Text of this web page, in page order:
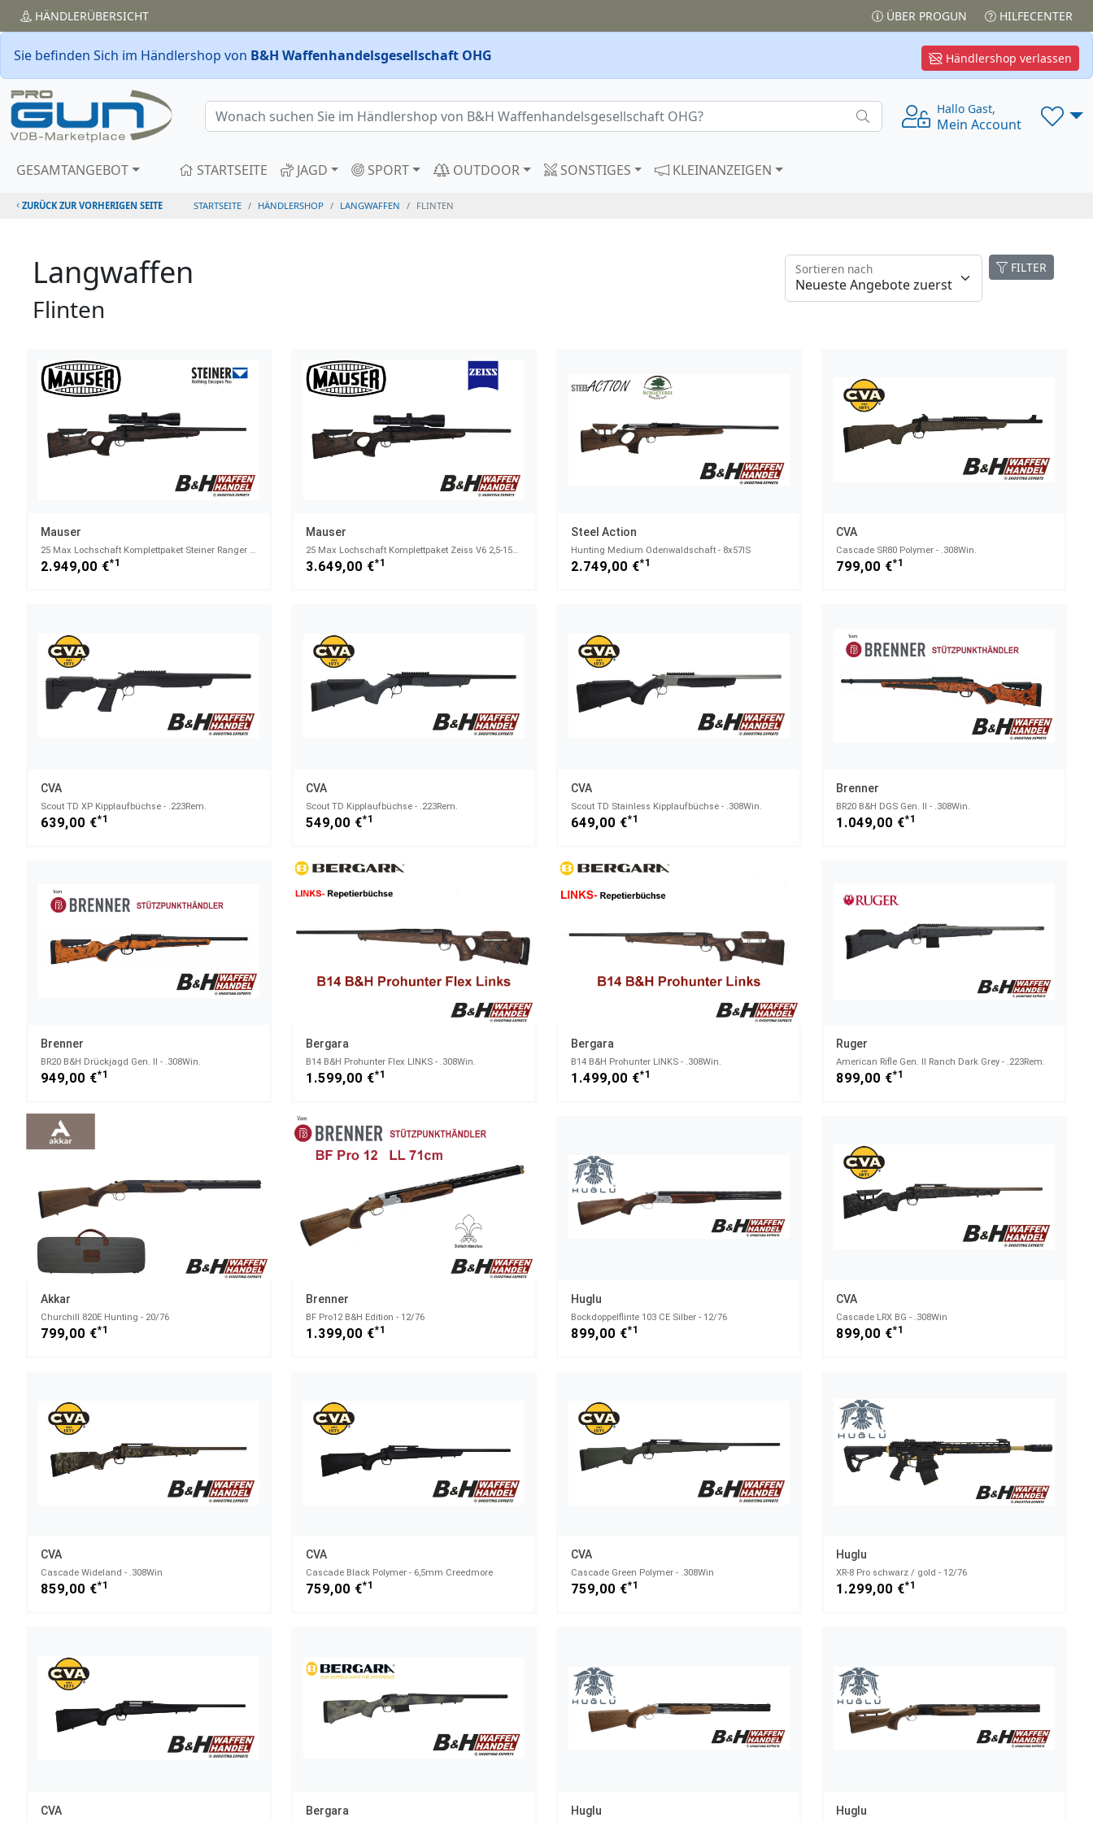
HÄNDLERÜBERSICHT ÜBER PROGUN HILFECENTER
Händlershop verlassen
Sie befinden Sich im Händlershop von B&H Waffenhandelsgesellschaft OHG
Hallo Gast,
Mein Account
GESAMTANGEBOT STARTSEITE JAGD SPORT OUTDOOR SONSTIGES KLEINANZEIGEN
ZURÜCK ZUR VORHERIGEN SEITE STARTSEITE HÄNDLERSHOP LANGWAFFEN FLINTEN
Langwaffen
Flinten
FILTER
Sortieren nach
Mauser
25 Max Lochschaft Komplettpaket Steiner Ranger 4 3-12x56 - .308Win.
2.949,00 €*1
Mauser
25 Max Lochschaft Komplettpaket Zeiss V6 2,5-15x56 - .308Win.
3.649,00 €*1
Steel Action
Hunting Medium Odenwaldschaft - 8x57IS
2.749,00 €*1
CVA
Cascade SR80 Polymer - .308Win.
799,00 €*1
CVA
Scout TD XP Kipplaufbüchse - .223Rem.
639,00 €*1
CVA
Scout TD Kipplaufbüchse - .223Rem.
549,00 €*1
CVA
Scout TD Stainless Kipplaufbüchse - .308Win.
649,00 €*1
Brenner
BR20 B&H DGS Gen. II - .308Win.
1.049,00 €*1
Brenner
BR20 B&H Drückjagd Gen. II - .308Win.
949,00 €*1
Bergara
B14 B&H Prohunter Flex LINKS - .308Win.
1.599,00 €*1
Bergara
B14 B&H Prohunter LINKS - .308Win.
1.499,00 €*1
Ruger
American Rifle Gen. II Ranch Dark Grey - .223Rem.
899,00 €*1
Akkar
Churchill 820E Hunting - 20/76
799,00 €*1
Brenner
BF Pro12 B&H Edition - 12/76
1.399,00 €*1
Huglu
Bockdoppelflinte 103 CE Silber - 12/76
899,00 €*1
CVA
Cascade LRX BG - .308Win
899,00 €*1
CVA
Cascade Wideland - .308Win
859,00 €*1
CVA
Cascade Black Polymer - 6,5mm Creedmore
759,00 €*1
CVA
Cascade Green Polymer - .308Win
759,00 €*1
Huglu
XR-8 Pro schwarz / gold - 12/76
1.299,00 €*1
CVA Bergara Huglu Huglu